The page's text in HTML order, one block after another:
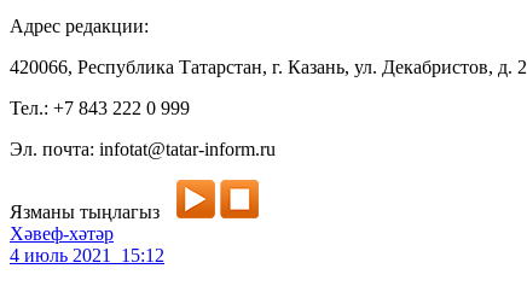
Адрес редакции:
420066, Республика Татарстан, г. Казань, ул. Декабристов, д. 2
Тел.: +7 843 222 0 999
Эл. почта: infotat@tatar-inform.ru
Язманы тыңлагыз
Хәвеф-хәтәр
4 июль 2021 15:12